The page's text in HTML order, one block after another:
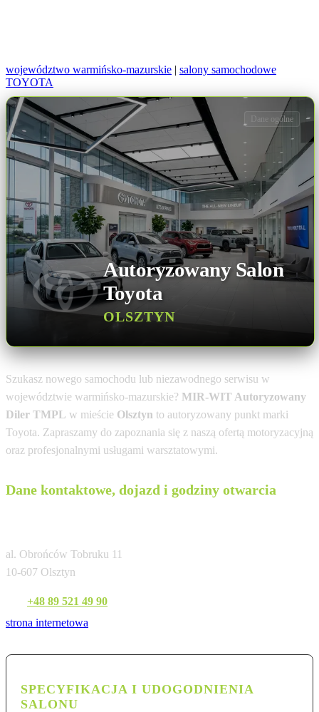
województwo warmińsko-mazurskie | salony samochodowe
TOYOTA
Autoryzowany Salon
Toyota
OLSZTYN
Dane ogólne
Szukasz nowego samochodu lub niezawodnego serwisu w
województwie warmińsko-mazurskie? MIR-WIT Autoryzowany
Diler TMPL w mieście Olsztyn to autoryzowany punkt marki
Toyota. Zapraszamy do zapoznania się z naszą ofertą motoryzacyjną
oraz profesjonalnymi usługami warsztatowymi.
Dane kontaktowe, dojazd i godziny otwarcia
al. Obrońców Tobruku 11
10-607 Olsztyn
+48 89 521 49 90
strona internetowa
SPECYFIKACJA I UDOGODNIENIA
SALONU